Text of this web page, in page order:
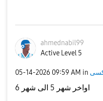
ahmednabil99
Active Level 5
‎05-14-2026 09:59 AM in
اواخر شهر 5 الى شهر 6